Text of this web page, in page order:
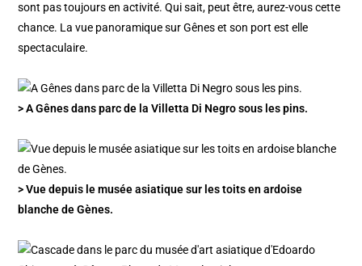
sont pas toujours en activité. Qui sait, peut être, aurez-vous cette
chance. La vue panoramique sur Gênes et son port est elle
spectaculaire.
> A Gênes dans parc de la Villetta Di Negro sous les pins.
> Vue depuis le musée asiatique sur les toits en ardoise
blanche de Gènes.